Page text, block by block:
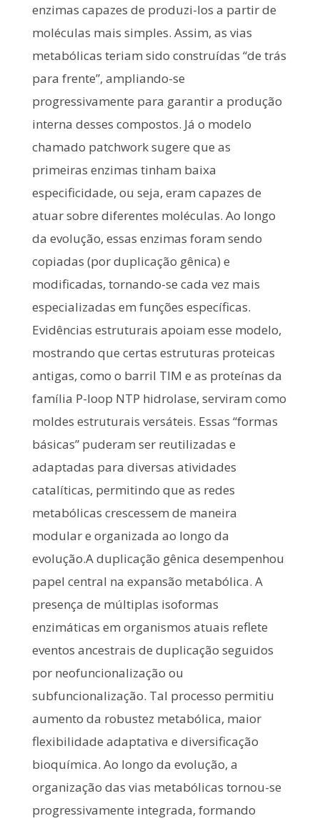
enzimas capazes de produzi-los a partir de
moléculas mais simples. Assim, as vias
metabólicas teriam sido construídas “de trás
para frente”, ampliando-se
progressivamente para garantir a produção
interna desses compostos. Já o modelo
chamado patchwork sugere que as
primeiras enzimas tinham baixa
especificidade, ou seja, eram capazes de
atuar sobre diferentes moléculas. Ao longo
da evolução, essas enzimas foram sendo
copiadas (por duplicação gênica) e
modificadas, tornando-se cada vez mais
especializadas em funções específicas.
Evidências estruturais apoiam esse modelo,
mostrando que certas estruturas proteicas
antigas, como o barril TIM e as proteínas da
família P-loop NTP hidrolase, serviram como
moldes estruturais versáteis. Essas “formas
básicas” puderam ser reutilizadas e
adaptadas para diversas atividades
catalíticas, permitindo que as redes
metabólicas crescessem de maneira
modular e organizada ao longo da
evolução.A duplicação gênica desempenhou
papel central na expansão metabólica. A
presença de múltiplas isoformas
enzimáticas em organismos atuais reflete
eventos ancestrais de duplicação seguidos
por neofuncionalização ou
subfuncionalização. Tal processo permitiu
aumento da robustez metabólica, maior
flexibilidade adaptativa e diversificação
bioquímica. Ao longo da evolução, a
organização das vias metabólicas tornou-se
progressivamente integrada, formando